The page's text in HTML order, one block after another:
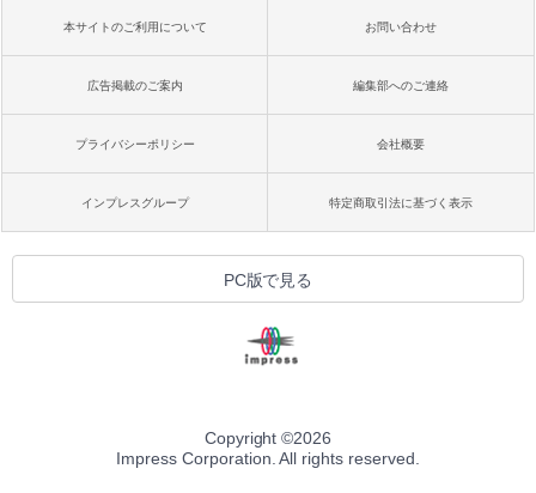
本サイトのご利用について お問い合わせ
広告掲載のご案内 編集部へのご連絡
プライバシーポリシー 会社概要
インプレスグループ 特定商取引法に基づく表示
PC版で見る
Copyright ©2026
Impress Corporation. All rights reserved.